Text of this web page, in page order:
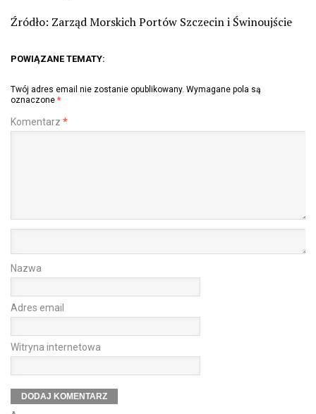
Źródło: Zarząd Morskich Portów Szczecin i Świnoujście
POWIĄZANE TEMATY:
Twój adres email nie zostanie opublikowany. Wymagane pola są
oznaczone *
Komentarz *
Nazwa
Adres email
Witryna internetowa